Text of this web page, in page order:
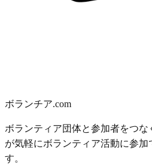
ボランチア.com
ボランティア団体と参加者をつ
が気軽にボランティア活動に参加
す。